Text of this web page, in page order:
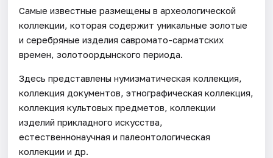
Самые известные размещены в археологической
коллекции, которая содержит уникальные золотые
и серебряные изделия савромато-сарматских
времен, золотоордынского периода.
Здесь представлены нумизматическая коллекция,
коллекция документов, этнографическая коллекция,
коллекция культовых предметов, коллекции
изделий прикладного искусства,
естественнонаучная и палеонтологическая
коллекции и др.